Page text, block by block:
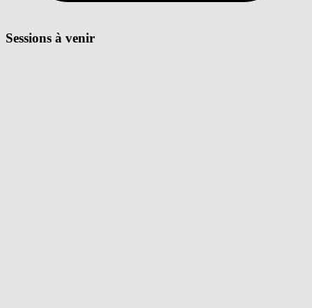
Sessions à venir